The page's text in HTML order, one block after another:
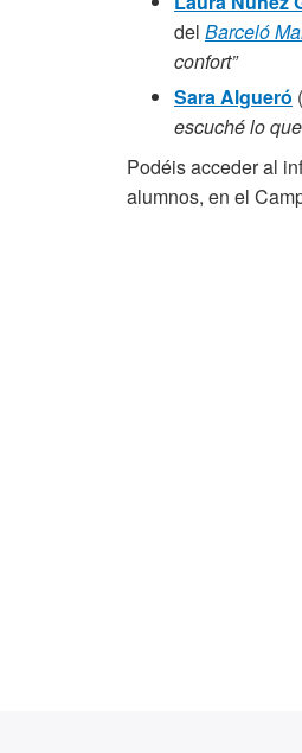
del Barceló
confort”
Sara Algueró (
escuché lo
Podéis acceder al
alumnos, en el